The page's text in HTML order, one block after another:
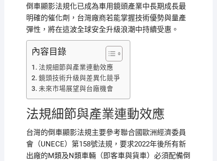
倒車顯影法規化已成為車用鏡頭產業中長期成長最
明確的催化劑，台灣廠商若能掌握技術優勢與量產
彈性，將在這波全球安全升級浪潮中持續受惠。
內容目錄
法規細節與產業連動效應
鏡頭技術升級與差異化競爭
未來市場展望與台廠機會
法規細節與產業連動效應
台灣的倒車顯影法規主要參考聯合國歐洲經濟委員
會（UNECE）第158號法規，要求2022年後所有新
出廠的M類及N類車輛（即客車與貨車）必須配備倒